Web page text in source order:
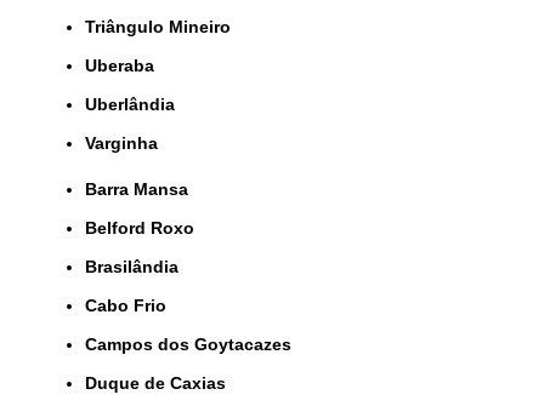
Triângulo Mineiro
Uberaba
Uberlândia
Varginha
Barra Mansa
Belford Roxo
Brasilândia
Cabo Frio
Campos dos Goytacazes
Duque de Caxias